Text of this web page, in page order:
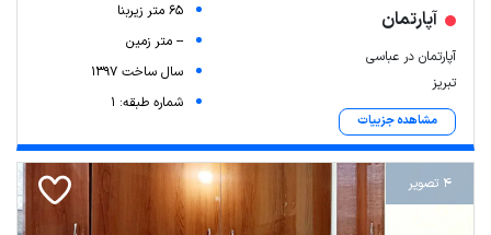
آپارتمان
آپارتمان در عباسی
تبریز
مشاهده جزییات
65 متر زیربنا
-- متر زمین
سال ساخت 1397
شماره طبقه: 1
4 تصویر